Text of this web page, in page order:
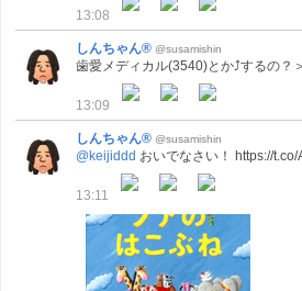
13:08
しんちゃん® @susamishin
歯愛メディカル(3540)とか⤴するの？
13:09
しんちゃん® @susamishin
@keijiddd おいでなさい！ https://
13:11